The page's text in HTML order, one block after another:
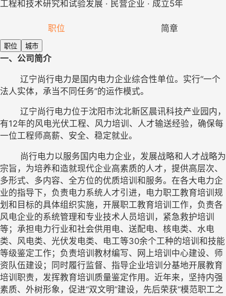
工程和技术研究和试验发展 · 民营企业 · 成立5年
职位 简章
职位 城市
一、公司简介
法人实体，承当不同任务”的运作模式。
有12年的风电光伏工程、风力培训、人才输送经验，确保每
一位工程师高薪、安全、稳定就业。
宗旨，为培养和造就现代企业高素质的人才，提供高层次、
多形式、多内容、全方位的优质培训和服务。在各大电力企
业的指导下，负责电力系统人才引进，电力职工教育培训规
划和目标的具体组织实施，开展职工教育培训工作，负责各
风电企业的系统管理和专业技术人员培训，紧急救护培训
等；承担电力行业和社会供用电、送配电、核电类、水电
类、风电类、光伏发电类、电工等30余个工种的培训和技能
等级鉴定工作；负责培训教材编写、网上培训中心建设、师
资队伍建设；同时履行监督、指导企业培训分基地开展教育
培训职责，发挥教育培训质量鉴定作用。近年来，坚持内强
素质、外树形象，促进“双文明”建设，先后荣获“模范职工之